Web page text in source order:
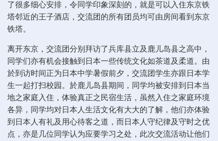
了很多细心安排，令同学印象深刻的，就是可以入住东京铁
塔邻近的王子酒店，交流团的所有团员均可由房间看到东京
铁塔。
离开东京，交流团分别拜访了兵库县立及鹿儿岛县之高中，
同学们亦有机会接触到日本一些传统文化如茶道及柔道。由
於到访时间正为日本中学暑假前夕，交流团学生亦跟日本学
生一起打扫校园。於鹿儿岛县期间，同学均被安排到日本当
地之家庭入住，体验真正之民宿生活，虽然入住之家庭环境
各异，同学均对日本人生活文化有大大的了解，他们亦体验
到日本人有礼及用心待客之道，而日本人守纪律及守时之优
点，亦是几位同学认为应要学习之处，此次交流活动让他们